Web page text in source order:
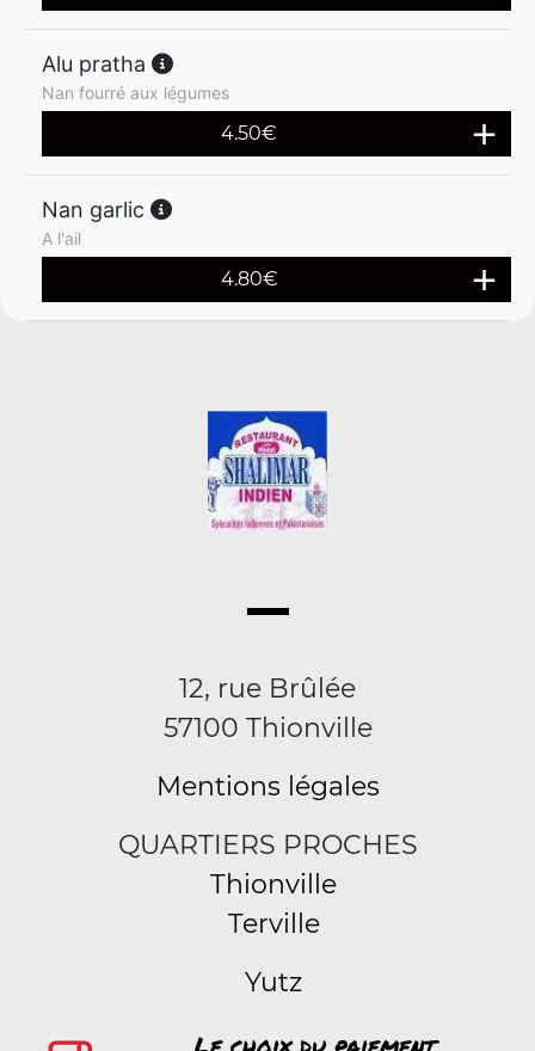
Alu pratha
Nan fourré aux légumes
4.50€
Nan garlic
A l'ail
4.80€
12, rue Brûlée
57100 Thionville
Mentions légales
QUARTIERS PROCHES
Thionville
Terville
Yutz